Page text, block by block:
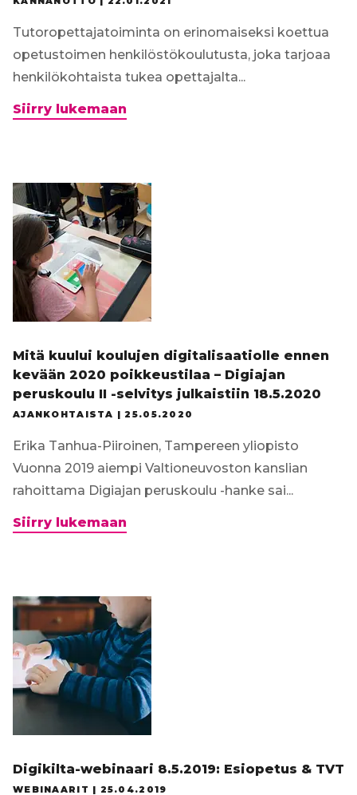
Tutoropettajatoiminta on erinomaiseksi koettua
opetustoimen henkilöstökoulutusta, joka tarjoaa
henkilökohtaista tukea opettajalta...
Siirry lukemaan
myös
jatkossa
Mitä kuului koulujen digitalisaatiolle ennen
kevään 2020 poikkeustilaa – Digiajan
peruskoulu II -selvitys julkaistiin 18.5.2020
AJANKOHTAISTA |25.05.2020
Erika Tanhua-Piiroinen, Tampereen yliopisto
Vuonna 2019 aiempi Valtioneuvoston kanslian
rahoittama Digiajan peruskoulu -hanke sai...
Siirry lukemaan
ennen
kevään
2020
poikkeustilaa
–
Digiajan
peruskoulu
II
selvitys
julkaistiin
Digikilta-webinaari 8.5.2019: Esiopetus & TVT
WEBINAARIT | 25.04.2019